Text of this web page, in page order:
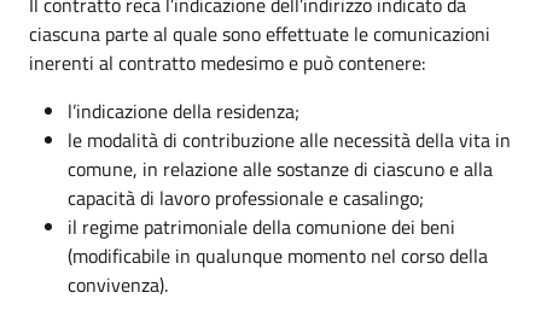
ciascuna parte al quale sono effettuate le comunicazioni
inerenti al contratto medesimo e può contenere:
l’indicazione della residenza;
le modalità di contribuzione alle necessità della vita in
comune, in relazione alle sostanze di ciascuno e alla
capacità di lavoro professionale e casalingo;
il regime patrimoniale della comunione dei beni
(modificabile in qualunque momento nel corso della
convivenza).